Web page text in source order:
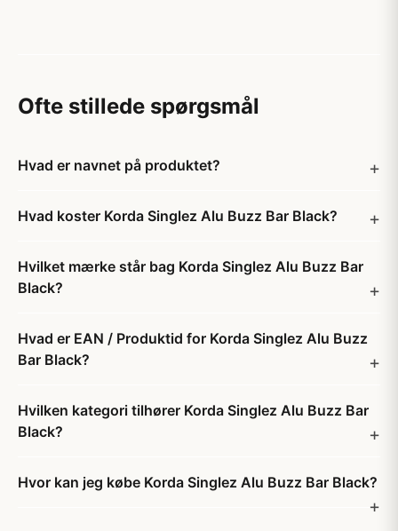
Ofte stillede spørgsmål
Hvad er navnet på produktet?
Hvad koster Korda Singlez Alu Buzz Bar Black?
Hvilket mærke står bag Korda Singlez Alu Buzz Bar
Black?
Hvad er EAN / Produktid for Korda Singlez Alu Buzz
Bar Black?
Hvilken kategori tilhører Korda Singlez Alu Buzz Bar
Black?
Hvor kan jeg købe Korda Singlez Alu Buzz Bar Black?